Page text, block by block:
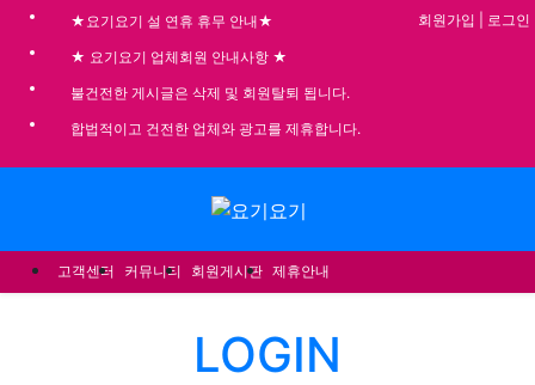
★요기요기 설 연휴 휴무 안내★
★ 요기요기 업체회원 안내사항 ★
불건전한 게시글은 삭제 및 회원탈퇴 됩니다.
합법적이고 건전한 업체와 광고를 제휴합니다.
회원가입 로그인
고객센터 커뮤니티 회원게시판 제휴안내
LOGIN